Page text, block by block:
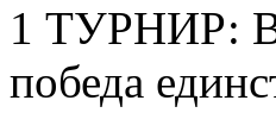
1 ТУРНИР:
победа